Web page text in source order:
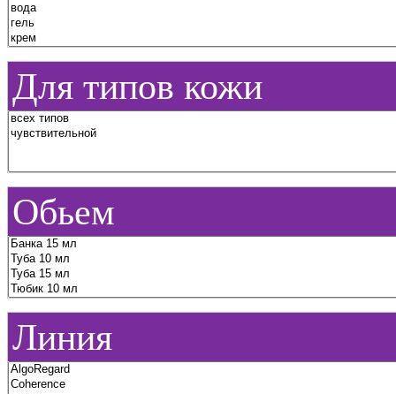
Для типов кожи
Обьем
Линия